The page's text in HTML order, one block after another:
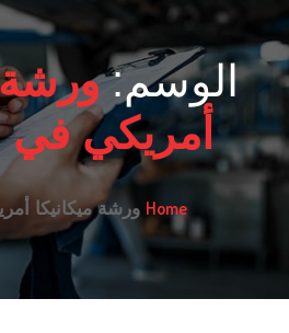
الوسم:ورشة
أمريكي في
Home ورشة ميكانيكا